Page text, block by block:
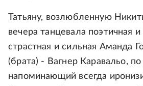
Татьяну, возлюбленную
вечера танцевала поэтичная
страстная и сильная Аманда
(брата) - Вагнер Каравальо,
напоминающий всегда